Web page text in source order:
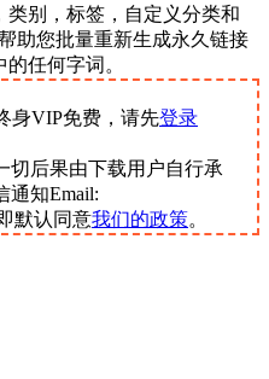
别，标签，自定义分类和
助您批量重新生成永久链接
任何字词。
身VIP免费，请先登录
切后果由下载用户自行承
通知Email:
默认同意我们的政策。